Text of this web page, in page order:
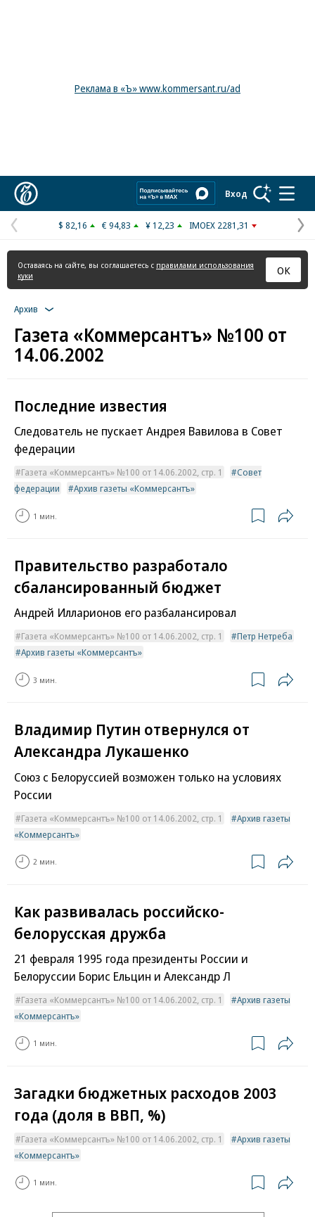
Реклама в «Ъ» www.kommersant.ru/ad
Вход
Предыдущая
страница
$ 82,16 € 94,83 ¥ 12,23 IMOEX 2281,31
Оставаясь на сайте, вы соглашаетесь с правилами использования
куки
ОК
Архив
Газета «Коммерсантъ» №100 от
14.06.2002
Последние известия
Следователь не пускает Андрея Вавилова в Совет
федерации
Газета «Коммерсантъ» №100 от 14.06.2002, стр. 1
Совет
федерации
Архив газеты «Коммерсантъ»
1 мин.
Правительство разработало
сбалансированный бюджет
Андрей Илларионов его разбалансировал
Газета «Коммерсантъ» №100 от 14.06.2002, стр. 1
Петр Нетреба
Архив газеты «Коммерсантъ»
3 мин.
Владимир Путин отвернулся от
Александра Лукашенко
Союз с Белоруссией возможен только на условиях
России
Газета «Коммерсантъ» №100 от 14.06.2002, стр. 1
Архив газеты
«Коммерсантъ»
2 мин.
Как развивалась российско-
белорусская дружба
21 февраля 1995 года президенты России и
Белоруссии Борис Ельцин и Александр Л
Газета «Коммерсантъ» №100 от 14.06.2002, стр. 1
Архив газеты
«Коммерсантъ»
1 мин.
Загадки бюджетных расходов 2003
года (доля в ВВП, %)
Газета «Коммерсантъ» №100 от 14.06.2002, стр. 1
Архив газеты
«Коммерсантъ»
1 мин.